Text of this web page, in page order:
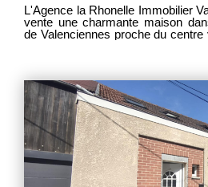
L'Agence la Rhonelle Immobilier
vente une charmante maison dans un quartier recherché
de Valenciennes proche du centre
est composé : de trois chambres
d'une salle de bains. - Le
d'un vaste plateau ( 57 m2
bureau ou de chambre. Coté vie
d'une cave, d'un cellier et d'un
résidence à proximité. Pour
Christophe voir coordonnées
immobilier Valenciennes.
Prix: 313 500€ frais d'agence